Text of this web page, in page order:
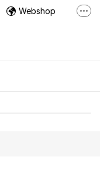
Webshop